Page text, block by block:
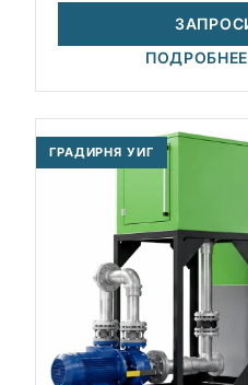
ГРАДИРНЯ УИГ